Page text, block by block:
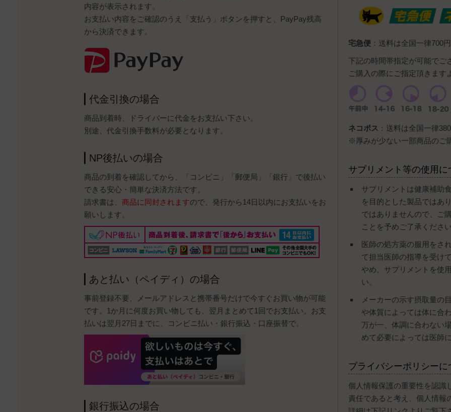
内容が表示されます。
お支払い内容をご確認のうえ「支払う」ボタンを押すと、PayPay残高
から決済できます。
代金引換の場合
商品到着時、ドライバーに代金をお支払い下さい。
別途、代金引換手数料が必要となります。
NP後払いの場合
商品の到着を確認してから、「コンビニ」「郵便局」「銀行」で後払い
できる安心・簡単な決済方法です。
請求書は、 商品に同封されますので、発行から14日以内にお支払いをお
願いします。
あと払い（ペイディ）の場合
事前登録不要、メールアドレスと携帯番号だけで今すぐお買い物が可能
です。1か月に何度お買い物しても、翌月まとめて1回でお支払い。お支
払いは翌月27日までに、コンビニ払い・銀行振込・口座振替で。
銀行振込の場合
宅急便：送料は全国一律700
下記の時間帯指定が可能でご
ご購入の際にご指定頂きます
ネコポス ：送料は全国一律
※厚みが少ない一部商品のご
サプリメント等の使用に
サプリメントは健康補助
を目的とした製品ではあ
ではありませんので、ご
ことを予めご了承くださ
医師の処方薬の服用をさ
て担当医師の指導を受け
やめ、サプリメントを使
い。
メーカーの示す摂取量の
や体質によっては体に合
万が一、体調に合わない
めて必要によっては医師
プライバシーポリシーに
個人情報保護の重要性を認識
責任であると考え、個人情報